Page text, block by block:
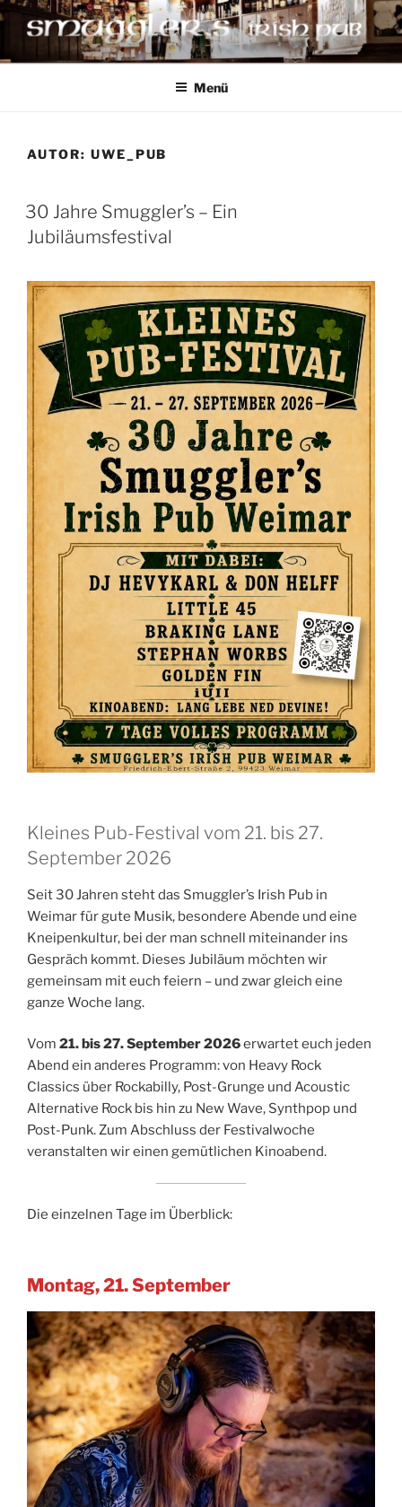
Zum
Inhalt
springenSMUGGLER`S IRISH PUB
Weimar
Menü
AUTOR: UWE_PUB
30 Jahre Smuggler’s – Ein
Jubiläumsfestival
Kleines Pub-Festival vom 21. bis 27.
September 2026
Seit 30 Jahren steht das Smuggler’s Irish Pub in
Weimar für gute Musik, besondere Abende und eine
Kneipenkultur, bei der man schnell miteinander ins
Gespräch kommt. Dieses Jubiläum möchten wir
gemeinsam mit euch feiern – und zwar gleich eine
ganze Woche lang.
Vom 21. bis 27. September 2026erwartet euch jeden
Abend ein anderes Programm: von Heavy Rock
Classics über Rockabilly, Post-Grunge und Acoustic
Alternative Rock bis hin zu New Wave, Synthpop und
Post-Punk. Zum Abschluss der Festivalwoche
veranstalten wir einen gemütlichen Kinoabend.
Die einzelnen Tage im Überblick:
Montag, 21. September